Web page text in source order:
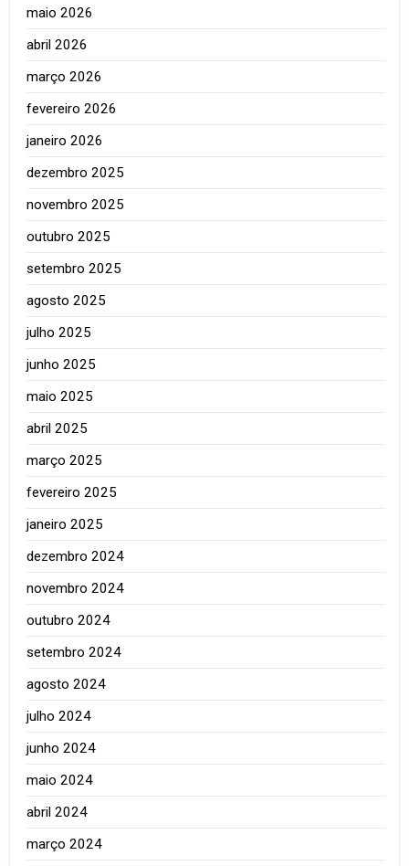
maio 2026
abril 2026
março 2026
fevereiro 2026
janeiro 2026
dezembro 2025
novembro 2025
outubro 2025
setembro 2025
agosto 2025
julho 2025
junho 2025
maio 2025
abril 2025
março 2025
fevereiro 2025
janeiro 2025
dezembro 2024
novembro 2024
outubro 2024
setembro 2024
agosto 2024
julho 2024
junho 2024
maio 2024
abril 2024
março 2024